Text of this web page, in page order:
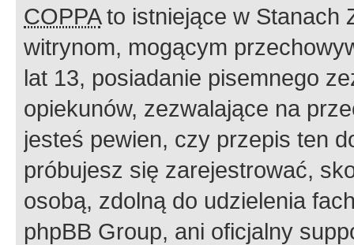
COPPAto istniejące w Stanach
witrynom, mogącym
lat 13, posiadanie pisemnego
opiekunów, zezwalające na
jesteś pewien, czy przepis ten
próbujesz się zarejestrować,
osobą, zdolną do udzielenia
phpBB Group, ani oficjalny